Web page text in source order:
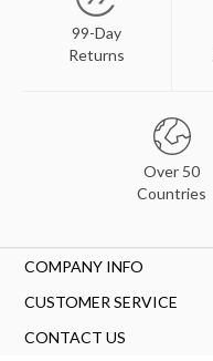
99-Day
Returns
Over 50
Countries
COMPANY INFO
CUSTOMER SERVICE
CONTACT US